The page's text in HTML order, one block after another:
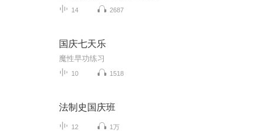
14 2687
国庆七天乐
魔性早功练习
10 1518
法制史国庆班
12 1万